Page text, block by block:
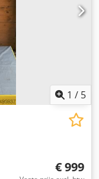
1 / 5
€ 999